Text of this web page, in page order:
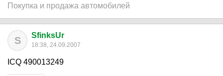
Покупка и продажа автомобилей
S SfinksUr
18:38, 24.09.2007
ICQ 490013249